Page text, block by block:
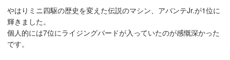
やはりミニ四駆の歴史を変えた伝説のマシン、アバンテJr.が1位に
輝きました。
個人的には7位にライジングバードが入っていたのが感慨深かった
です。